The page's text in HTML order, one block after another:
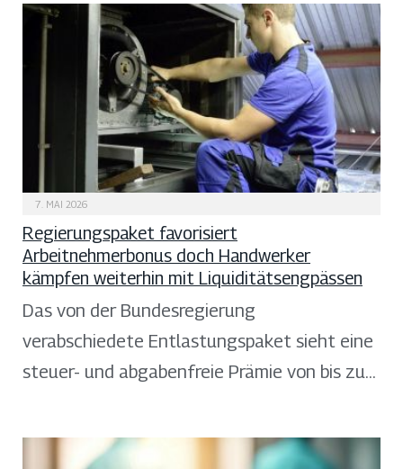
7. MAI 2026
Regierungspaket favorisiert
Arbeitnehmerbonus doch Handwerker
kämpfen weiterhin mit Liquiditätsengpässen
Das von der Bundesregierung
verabschiedete Entlastungspaket sieht eine
steuer- und abgabenfreie Prämie von bis zu…